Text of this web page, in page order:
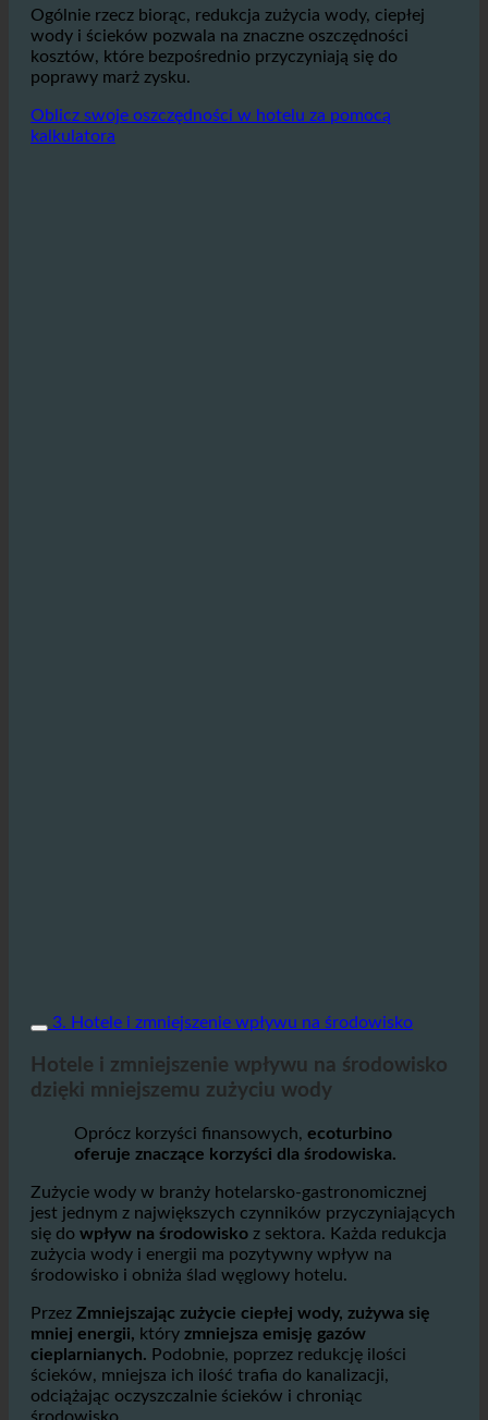
wodę jest niezbędne, co prowadzi do znacznych
oszczędności kosztów energii.
Ogólnie rzecz biorąc, redukcja zużycia wody, ciepłej
wody i ścieków pozwala na znaczne oszczędności
kosztów, które bezpośrednio przyczyniają się do
poprawy marż zysku.
3. Hotele i zmniejszenie wpływu na środowisko
dzięki mniejszemu zużyciu wody
Oprócz korzyści finansowych,ecoturbino
oferuje znaczące korzyści dla środowiska.
Zużycie wody w branży hotelarsko-gastronomicznej
jest jednym z największych czynników przyczyniających
wpływ na środowiskoz sektora. Każda redukcja
zużycia wody i energii ma pozytywny wpływ na
środowisko i obniża ślad węglowy hotelu.
Przez Zmniejszając zużycie ciepłej wody, zużywa się
mniej energii,
który
zmniejsza emisję gazów
cieplarnianych. Podobnie, poprzez redukcję ilości